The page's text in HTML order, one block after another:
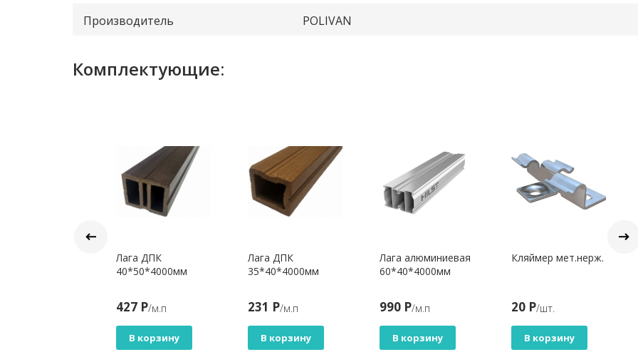
Производитель POLIVAN
Комплектующие:
Лага ДПК
40*50*4000мм
427 Р/м.п
В корзину
Лага ДПК
35*40*4000мм
231 Р/м.п
В корзину
Лага алюминиевая
60*40*4000мм
990 Р/м.п
В корзину
Кляймер мет.нерж.
20 Р/шт.
В корзину